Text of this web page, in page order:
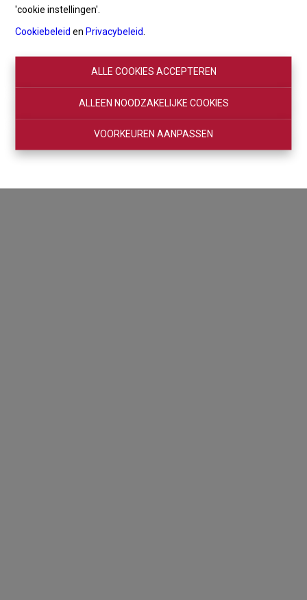
'cookie instellingen'.
Cookiebeleid en Privacybeleid.
ALLE COOKIES ACCEPTEREN
ALLEEN NOODZAKELIJKE COOKIES
VOORKEUREN AANPASSEN